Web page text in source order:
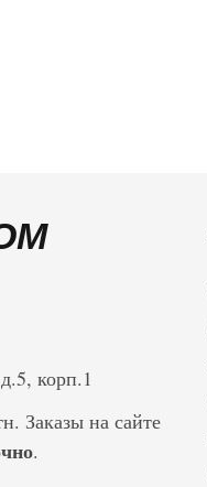
корп.1
на сайте
.